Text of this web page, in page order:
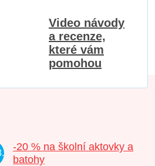
Video návody
a recenze,
které vám
pomohou
-20 % na školní aktovky a
batohy